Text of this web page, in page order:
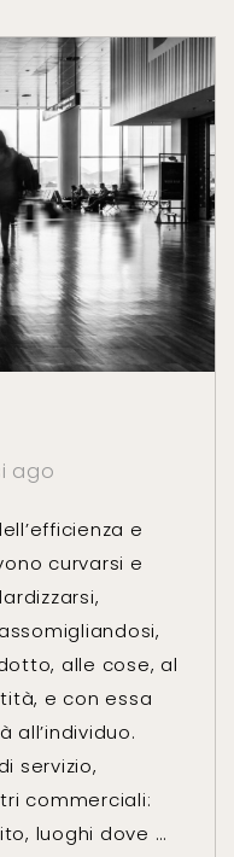
ago
e
curvarsi e
alle cose, al
e con essa
all’individuo.
servizio,
commerciali:
luoghi dove …